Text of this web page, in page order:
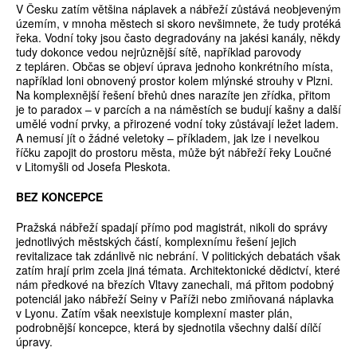
V Česku zatím většina náplavek a nábřeží zůstává neobjeveným
územím, v mnoha městech si skoro nevšimnete, že tudy protéká
řeka. Vodní toky jsou často degradovány na jakési kanály, někdy
tudy dokonce vedou nejrůznější sítě, například parovody
z tepláren. Občas se objeví úprava jednoho konkrétního místa,
například loni obnovený prostor kolem mlýnské strouhy v Plzni.
Na komplexnější řešení břehů dnes narazíte jen zřídka, přitom
je to paradox – v parcích a na náměstích se budují kašny a další
umělé vodní prvky, a přirozené vodní toky zůstávají ležet ladem.
A nemusí jít o žádné veletoky – příkladem, jak lze i nevelkou
říčku zapojit do prostoru města, může být nábřeží řeky Loučné
v Litomyšli od Josefa Pleskota.
BEZ KONCEPCE
Pražská nábřeží spadají přímo pod magistrát, nikoli do správy
jednotlivých městských částí, komplexnímu řešení jejich
revitalizace tak zdánlivě nic nebrání. V politických debatách však
zatím hrají prim zcela jiná témata. Architektonické dědictví, které
nám předkové na březích Vltavy zanechali, má přitom podobný
potenciál jako nábřeží Seiny v Paříži nebo zmiňovaná náplavka
v Lyonu. Zatím však neexistuje komplexní master plán,
podrobnější koncepce, která by sjednotila všechny další dílčí
úpravy.